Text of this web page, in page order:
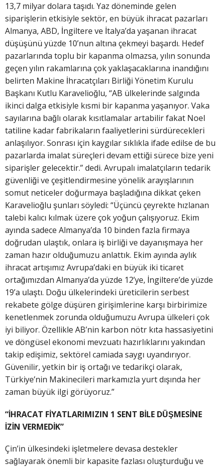
13,7 milyar dolara taşıdı. Yaz döneminde gelen
siparişlerin etkisiyle sektör, en büyük ihracat pazarları
Almanya, ABD, İngiltere ve İtalya’da yaşanan ihracat
düşüşünü yüzde 10’nun altına çekmeyi başardı. Hedef
pazarlarında toplu bir kapanma olmazsa, yılın sonunda
geçen yılın rakamlarına çok yaklaşacaklarına inandığını
belirten Makine İhracatçıları Birliği Yönetim Kurulu
Başkanı Kutlu Karavelioğlu, “AB ülkelerinde salgında
ikinci dalga etkisiyle kısmi bir kapanma yaşanıyor. Vaka
sayılarına bağlı olarak kısıtlamalar artabilir fakat Noel
tatiline kadar fabrikaların faaliyetlerini sürdürecekleri
anlaşılıyor. Sonrası için kaygılar sıklıkla ifade edilse de bu
pazarlarda imalat süreçleri devam ettiği sürece bize yeni
siparişler gelecektir.” dedi. Avrupalı imalatçıların tedarik
güvenliği ve çeşitlendirmesine yönelik arayışlarının
somut neticeler doğurmaya başladığına dikkat çeken
Karavelioğlu şunları söyledi: “Üçüncü çeyrekte hızlanan
talebi kalıcı kılmak üzere çok yoğun çalışıyoruz. Ekim
ayında sadece Almanya’da 10 binden fazla firmaya
doğrudan ulaştık, onlara iş birliği ve dayanışmaya her
zaman hazır olduğumuzu anlattık. Ekim ayında aylık
ihracat artışımız Avrupa’daki en büyük iki ticaret
ortağımızdan Almanya’da yüzde 12’ye, İngiltere’de yüzde
19’a ulaştı. Doğu ülkelerindeki üreticilerin serbest
rekabete gölge düşüren girişimlerine karşı birbirimize
kenetlenmek zorunda olduğumuzu Avrupa ülkeleri çok
iyi biliyor. Özellikle AB’nin karbon nötr kıta hassasiyetini
ve döngüsel ekonomi mevzuatı hazırlıklarını yakından
takip edişimiz, sektörel camiada saygı uyandırıyor.
Güvenilir, yetkin bir iş ortağı ve tedarikçi olarak,
Türkiye’nin Makinecileri markamızla yurt dışında her
zaman büyük ilgi görüyoruz.”
“İHRACAT FİYATLARIMIZIN 1 SENT BİLE DÜŞMESİNE
İZİN VERMEDİK”
Çin’in ülkesindeki işletmelere devasa destekler
sağlayarak önemli bir kapasite fazlası oluşturduğu ve